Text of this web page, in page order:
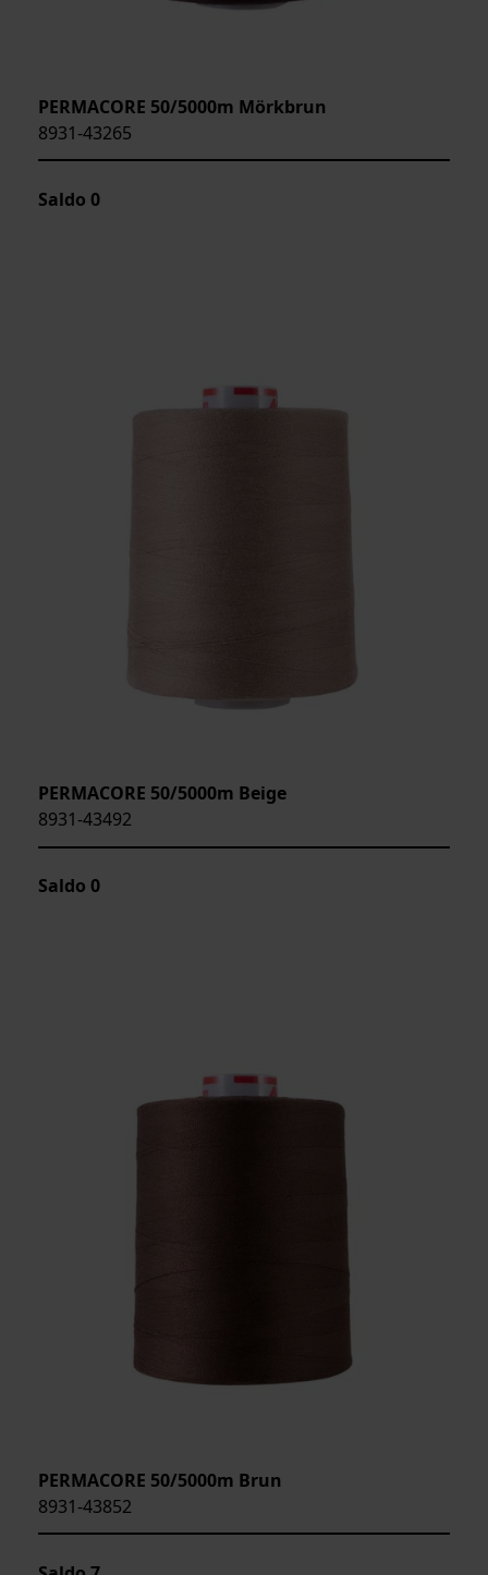
PERMACORE 50/5000m Mörkbrun
8931-43265
Saldo 0
PERMACORE 50/5000m Beige
8931-43492
Saldo 0
PERMACORE 50/5000m Brun
8931-43852